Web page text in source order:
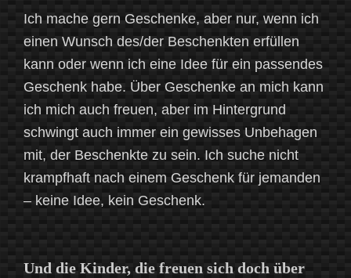
Ich mache gern Geschenke, aber nur, wenn ich
einen Wunsch des/der Beschenkten erfüllen
kann oder wenn ich eine Idee für ein passendes
Geschenk habe. Über Geschenke an mich kann
ich mich auch freuen, aber im Hintergrund
schwingt auch immer ein gewisses Unbehagen
mit, der Beschenkte zu sein. Ich suche nicht
krampfhaft nach einem Geschenk für jemanden
– keine Idee, kein Geschenk.
Und die Kinder, die freuen sich doch über